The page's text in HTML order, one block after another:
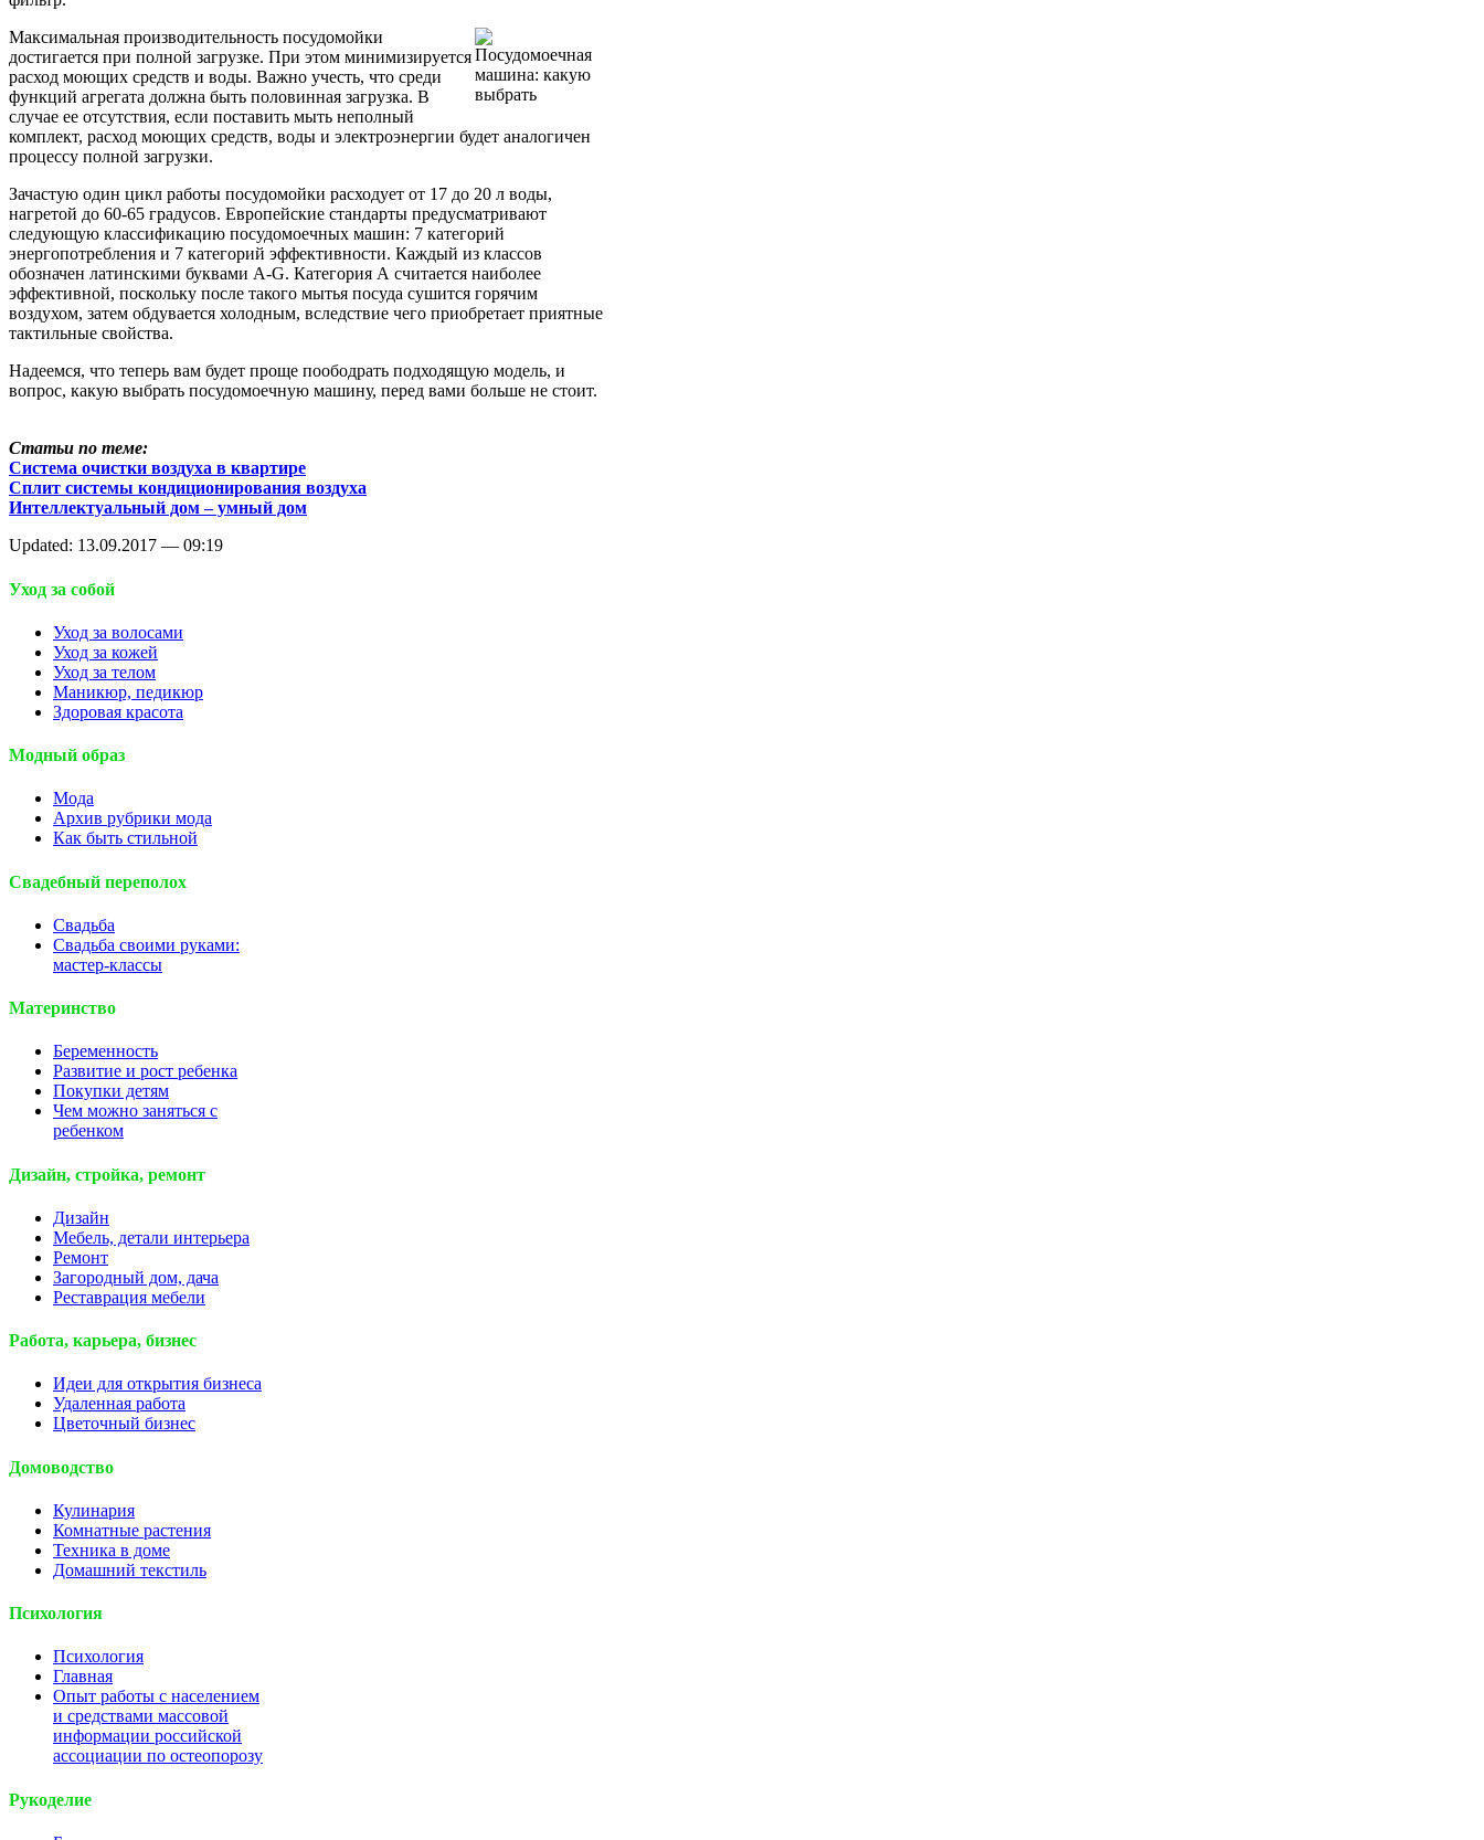
Максимальная производительность посудомойки
достигается при полной загрузке. При этом минимизируется
расход моющих средств и воды. Важно учесть, что среди
функций агрегата должна быть половинная загрузка. В
случае ее отсутствия, если поставить мыть неполный
комплект, расход моющих средств, воды и электроэнергии будет аналогичен
процессу полной загрузки.
Зачастую один цикл работы посудомойки расходует от 17 до 20 л воды,
нагретой до 60-65 градусов. Европейские стандарты предусматривают
следующую классификацию посудомоечных машин: 7 категорий
энергопотребления и 7 категорий эффективности. Каждый из классов
обозначен латинскими буквами A-G. Категория А считается наиболее
эффективной, поскольку после такого мытья посуда сушится горячим
воздухом, затем обдувается холодным, вследствие чего приобретает приятные
тактильные свойства.
Надеемся, что теперь вам будет проще поободрать подходящую модель, и
вопрос, какую выбрать посудомоечную машину, перед вами больше не стоит.
Статьи по теме:
Система очистки воздуха в квартире
Сплит системы кондиционирования воздуха
Интеллектуальный дом – умный дом
Updated: 13.09.2017 — 09:19
Уход за собой
Уход за волосами
Уход за кожей
Уход за телом
Маникюр, педикюр
Здоровая красота
Модный образ
Мода
Архив рубрики мода
Как быть стильной
Свадебный переполох
Свадьба
Свадьба своими руками:
мастер-классы
Материнство
Беременность
Развитие и рост ребенка
Покупки детям
Чем можно заняться с
ребенком
Дизайн, стройка, ремонт
Дизайн
Мебель, детали интерьера
Ремонт
Загородный дом, дача
Реставрация мебели
Работа, карьера, бизнес
Идеи для открытия бизнеса
Удаленная работа
Цветочный бизнес
Домоводство
Кулинария
Комнатные растения
Техника в доме
Домашний текстиль
Психология
Психология
Главная
Опыт работы с населением
и средствами массовой
информации российской
ассоциации по остеопорозу
Рукоделие